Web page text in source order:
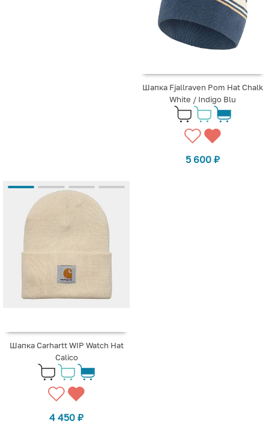
Шапка Fjallraven Pom Hat Chalk
White / Indigo Blu
5 600 ₽
Шапка Carhartt WIP Watch Hat
Calico
4 450 ₽